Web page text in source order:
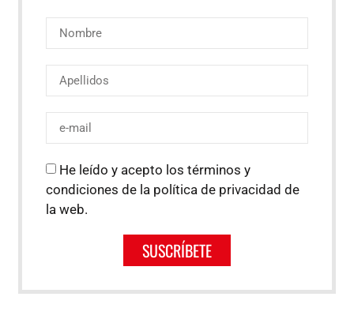
He leído y acepto los términos y
condiciones de la política de privacidad de
la web.
SUSCRÍBETE